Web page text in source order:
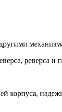
реверса и
корпуса,